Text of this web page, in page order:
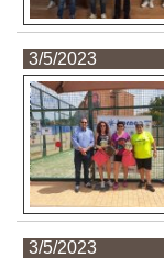
3/5/2023
3/5/2023